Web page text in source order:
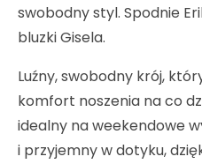
swobodny styl. Spodnie
bluzki Gisela.
Luźny, swobodny krój,
komfort noszenia na co
idealny na weekendowe
i przyjemny w dotyku,